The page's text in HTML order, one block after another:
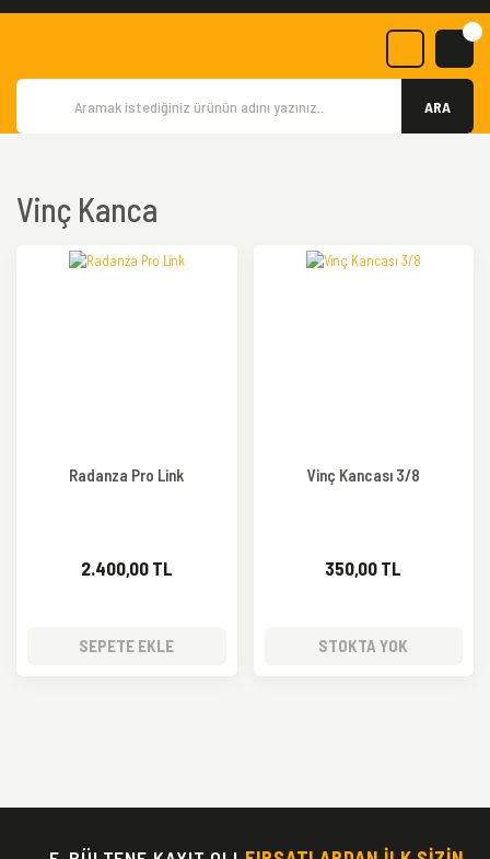
ARA
Vinç Kanca
Radanza Pro Link
2.400,00 TL
SEPETE EKLE
Vinç Kancası 3/8
350,00 TL
STOKTA YOK